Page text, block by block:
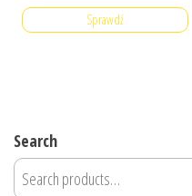
Sprawdź
Search